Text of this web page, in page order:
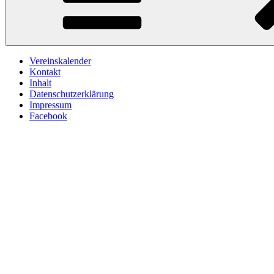
Vereinskalender
Kontakt
Inhalt
Datenschutzerklärung
Impressum
Facebook